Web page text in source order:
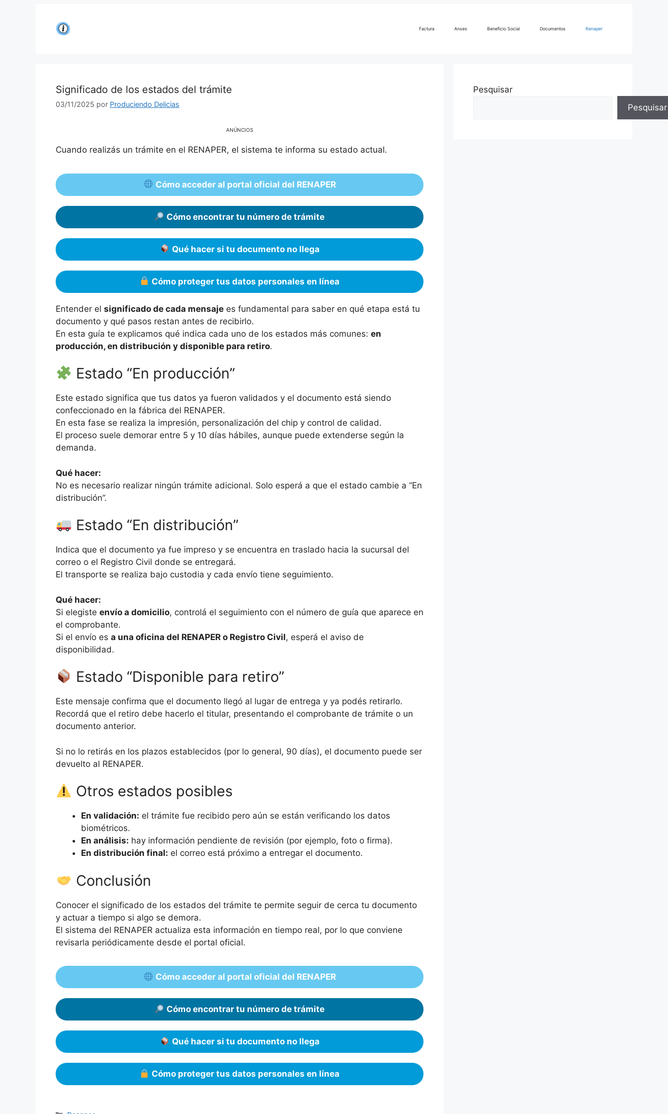
Factura Anses Beneficio Social Documentos Renaper
Significado de los estados del trámite
03/11/2025 por Produciendo Delicias
ANÚNCIOS
Cuando realizás un trámite en el RENAPER, el sistema te informa su estado actual.
Cómo acceder al portal oficial del RENAPER
Cómo encontrar tu número de trámite
Qué hacer si tu documento no llega
Cómo proteger tus datos personales en línea
Entender el significado de cada mensaje es fundamental para saber en qué etapa está tu
documento y qué pasos restan antes de recibirlo.
En esta guía te explicamos qué indica cada uno de los estados más comunes: en
producción, en distribución y disponible para retiro.
Estado “En producción”
Este estado significa que tus datos ya fueron validados y el documento está siendo
confeccionado en la fábrica del RENAPER.
En esta fase se realiza la impresión, personalización del chip y control de calidad.
El proceso suele demorar entre 5 y 10 días hábiles, aunque puede extenderse según la
demanda.
Qué hacer:
No es necesario realizar ningún trámite adicional. Solo esperá a que el estado cambie a “En
distribución”.
Estado “En distribución”
Indica que el documento ya fue impreso y se encuentra en traslado hacia la sucursal del
correo o el Registro Civil donde se entregará.
El transporte se realiza bajo custodia y cada envío tiene seguimiento.
Qué hacer:
Si elegiste envío a domicilio, controlá el seguimiento con el número de guía que aparece en
el comprobante.
Si el envío es a una oficina del RENAPER o Registro Civil, esperá el aviso de
disponibilidad.
Estado “Disponible para retiro”
Este mensaje confirma que el documento llegó al lugar de entrega y ya podés retirarlo.
Recordá que el retiro debe hacerlo el titular, presentando el comprobante de trámite o un
documento anterior.
Si no lo retirás en los plazos establecidos (por lo general, 90 días), el documento puede ser
devuelto al RENAPER.
Otros estados posibles
En validación: el trámite fue recibido pero aún se están verificando los datos
biométricos.
En análisis: hay información pendiente de revisión (por ejemplo, foto o firma).
En distribución final: el correo está próximo a entregar el documento.
Conclusión
Conocer el significado de los estados del trámite te permite seguir de cerca tu documento
y actuar a tiempo si algo se demora.
El sistema del RENAPER actualiza esta información en tiempo real, por lo que conviene
revisarla periódicamente desde el portal oficial.
Cómo acceder al portal oficial del RENAPER
Cómo encontrar tu número de trámite
Qué hacer si tu documento no llega
Cómo proteger tus datos personales en línea
Pesquisar
Pesquisar